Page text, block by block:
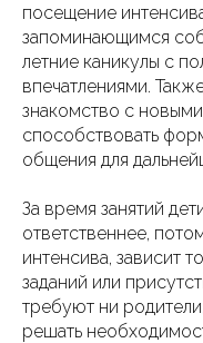
посещение
запоминающимся
летние каникулы с
впечатлениями.
знакомство с
способствовать
общения для
За время занятий
ответственнее,
интенсива, зависит
заданий или
требуют ни
решать